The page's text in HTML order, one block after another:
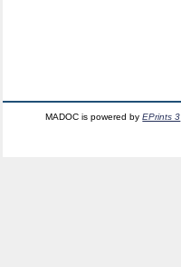
MADOC is powered byEPrints 3